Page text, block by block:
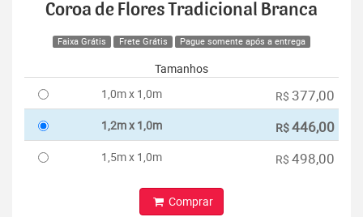
Coroa de Flores Tradicional Branca
Faixa Grátis Frete Grátis Pague somente após a entrega
Tamanhos
1,0m x 1,0m
R$ 377,00
1,2m x 1,0m R$446,00
1,5m x 1,0m R$ 498,00
Comprar